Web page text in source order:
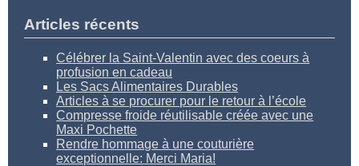
Articles récents
Célébrer la Saint-Valentin avec des coeurs à
profusion en cadeau
Les Sacs Alimentaires Durables
Articles à se procurer pour le retour à l’école
Compresse froide réutilisable créée avec une
Maxi Pochette
Rendre hommage à une couturière
exceptionnelle: Merci Maria!